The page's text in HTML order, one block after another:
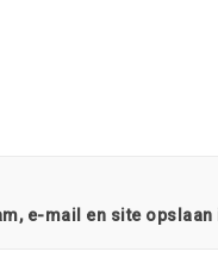
e-mail en site